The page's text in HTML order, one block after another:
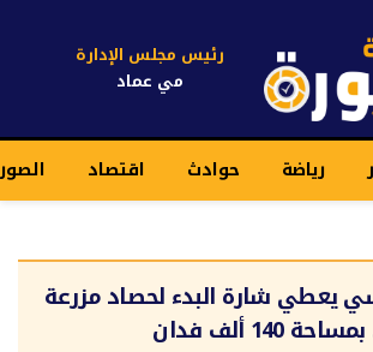
رئيس مجلس الإدارة
مي عماد
رياضة حوادث اقتصاد
يعطي شارة البدء لحصاد مزرعة
ألف فدان